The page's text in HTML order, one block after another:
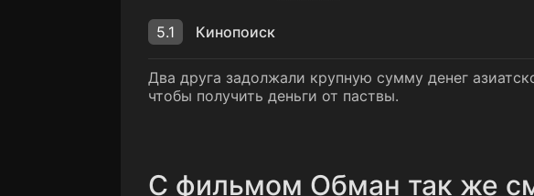
5.1 Кинопоиск
Два друга задолжали крупную сумму денег
чтобы получить деньги от паствы.
C фильмом Обман так же